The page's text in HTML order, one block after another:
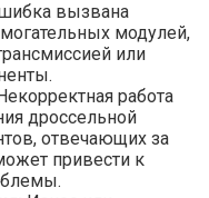
вызвана
модулей,
или
Некорректная работа
дроссельной
отвечающих за
привести к